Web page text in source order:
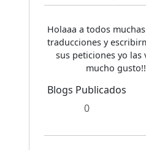
Holaaa a todos
traducciones y
sus peticiones yo las
mucho
Blogs Publicados
0